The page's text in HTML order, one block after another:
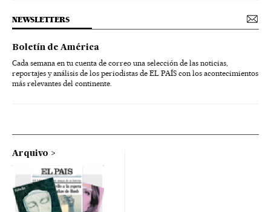
NEWSLETTERS
Boletín de América
Cada semana en tu cuenta de correo una selección de las noticias,
reportajes y análisis de los periodistas de EL PAÍS con los acontecimientos
más relevantes del continente.
Arquivo